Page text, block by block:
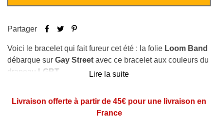
Partager
Voici le bracelet qui fait fureur cet été : la folie Loom Band
débarque sur Gay Street avec ce bracelet aux couleurs du
drapeau LGBT
S'adapte à tous les poignets.
Lire la suite
Livraison offerte à partir de 45€ pour une livraison en
France